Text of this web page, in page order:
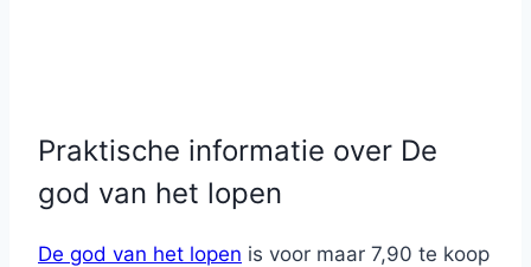
Praktische informatie over De
god van het lopen
De god van het lopen is voor maar 7,90 te koop